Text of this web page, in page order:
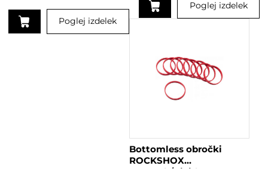
Poglej izdelek
Poglej izdelek
Bottomless obročki
ROCKSHOX
Monarch/Vivid